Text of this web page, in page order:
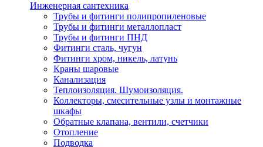
Инженерная сантехника
Трубы и фитинги полипропиленовые
Трубы и фитинги металлопласт
Трубы и фитинги ПНД
Фитинги сталь, чугун
Фитинги хром, никель, латунь
Краны шаровые
Канализация
Теплоизоляция. Шумоизоляция.
Коллекторы, смесительные узлы и монтажные
шкафы
Обратные клапана, вентили, счетчики
Отопление
Подводка